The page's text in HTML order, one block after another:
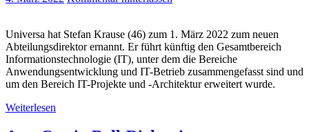
Universa hat Stefan Krause (46) zum 1. März 2022 zum neuen
Abteilungsdirektor ernannt. Er führt künftig den Gesamtbereich
Informationstechnologie (IT), unter dem die Bereiche
Anwendungsentwicklung und IT-Betrieb zusammengefasst sind und
um den Bereich IT-Projekte und -Architektur erweitert wurde.
Weiterlesen